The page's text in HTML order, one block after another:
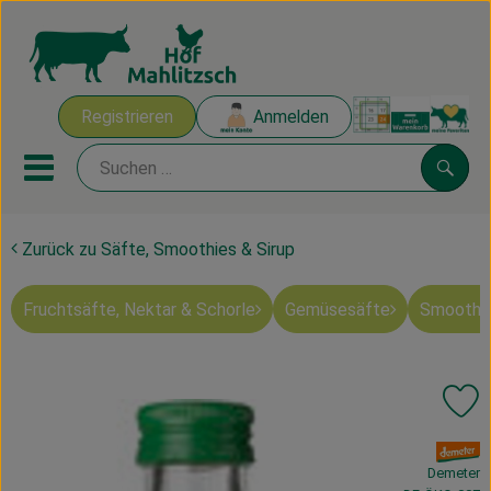
Registrieren Anmelden
Mobiles Menu öffnen oder
Ökokisten
Mahlitzscher Produkte
Obst & Gemüse
Zurück zu Säfte, Smoothies & Sirup
Fruchtsäfte, Nektar & Schorle Gemüsesäfte
, Verband:
Demeter